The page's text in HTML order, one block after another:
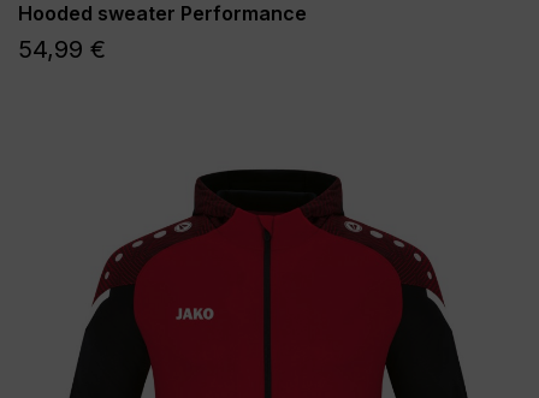
Hooded sweater Performance
54,99 €